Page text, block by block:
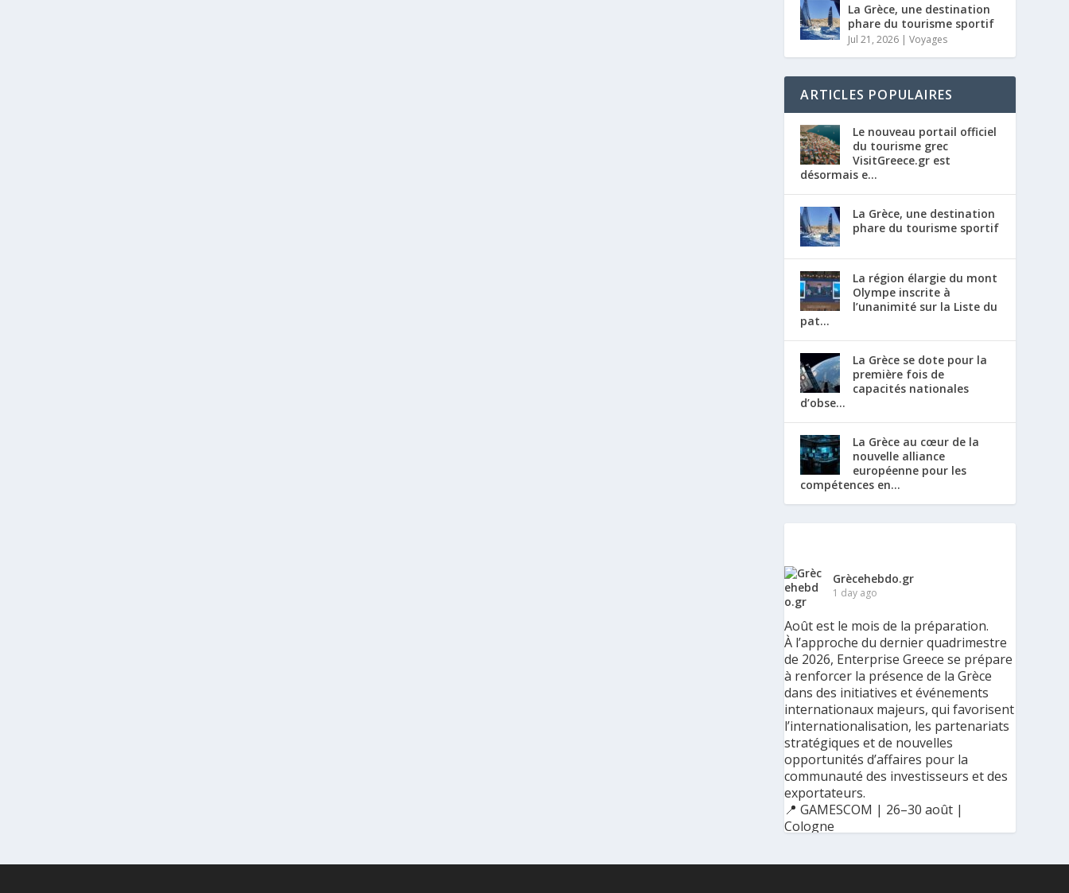
La Grèce, une destination
phare du tourisme sportif
Jul 21, 2026 |Voyages
ARTICLES POPULAIRES
Le nouveau portail officiel
du tourisme grec
VisitGreece.gr est
désormais e...
La Grèce, une destination
phare du tourisme sportif
La région élargie du mont
Olympe inscrite à
l’unanimité sur la Liste du
pat...
La Grèce se dote pour la
première fois de
capacités nationales
d’obse...
La Grèce au cœur de la
nouvelle alliance
européenne pour les
compétences en...
Grècehebdo.gr
1 day ago
Août est le mois de la préparation.
À l’approche du dernier quadrimestre
de 2026, Enterprise Greece se prépare
à renforcer la présence de la Grèce
dans des initiatives et événements
internationaux majeurs, qui favorisent
l’internationalisation, les partenariats
stratégiques et de nouvelles
opportunités d’affaires pour la
communauté des investisseurs et des
exportateurs.
📍 GAMESCOM | 26–30 août |
Cologne